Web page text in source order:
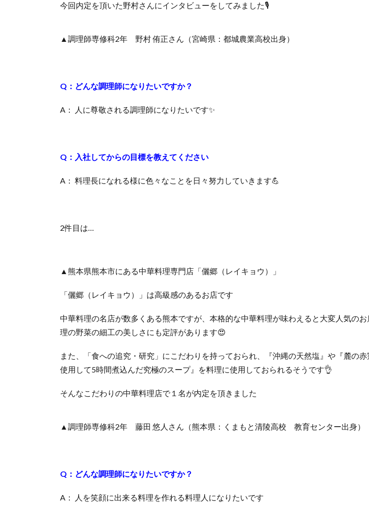
今回内定を頂いた野村さんにインタビューをしてみました🎙
▲調理師専修科2年 野村 侑正さん（宮崎県：都城農業高校出身）
Q：どんな調理師になりたいですか？
A： 人に尊敬される調理師になりたいです✨
Q：入社してからの目標を教えてください
A： 料理長になれる様に色々なことを日々努力していきます💪
2件目は…
▲熊本県熊本市にある中華料理専門店「儷郷（レイキョウ）」
「儷郷（レイキョウ）」は高級感のあるお店です
中華料理の名店が数多くある熊本ですが、本格的な中華料理が味わえると大変人気の
理の野菜の細工の美しさにも定評があります😍
また、「食への追究・研究」にこだわりを持っておられ、『沖縄の天然塩』や『麓の
使用して5時間煮込んだ究極のスープ』を料理に使用しておられるそうです👌
そんなこだわりの中華料理店で１名が内定を頂きました
▲調理師専修科2年 藤田 悠人さん（熊本県：くまもと清陵高校 教育センター出身）
Q：どんな調理師になりたいですか？
A： 人を笑顔に出来る料理を作れる料理人になりたいです